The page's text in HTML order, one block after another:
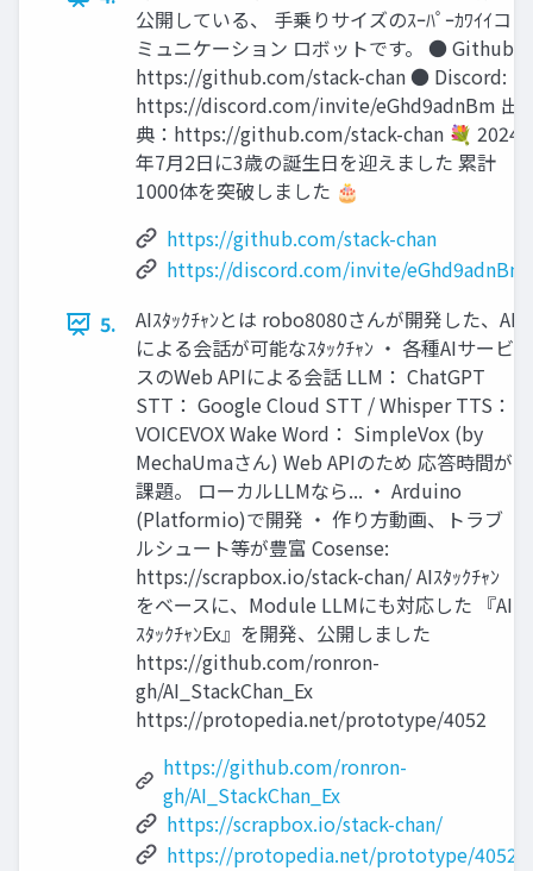
公開している、 手乗りサイズのｽｰﾊﾟｰｶﾜｲｲコ
ミュニケーション ロボットです。 ● Github:
https://github.com/stack-chan ● Discord:
https://discord.com/invite/eGhd9adnBm 出
典：https://github.com/stack-chan 💐 2024
年7月2日に3歳の誕生日を迎えました 累計
1000体を突破しました 🎂
https://github.com/stack-chan
https://discord.com/invite/eGhd9adnBm
5.
AIｽﾀｯｸﾁｬﾝとは robo8080さんが開発した、AI
による会話が可能なｽﾀｯｸﾁｬﾝ ・ 各種AIサービ
スのWeb APIによる会話 LLM： ChatGPT
STT： Google Cloud STT / Whisper TTS：
VOICEVOX Wake Word： SimpleVox (by
MechaUmaさん) Web APIのため 応答時間が
課題。 ローカルLLMなら... ・ Arduino
(Platformio)で開発 ・ 作り方動画、トラブ
ルシュート等が豊富 Cosense:
https://scrapbox.io/stack-chan/ AIｽﾀｯｸﾁｬﾝ
をベースに、Module LLMにも対応した 『AI
ｽﾀｯｸﾁｬﾝEx』を開発、公開しました
https://github.com/ronron-
gh/AI_StackChan_Ex
https://protopedia.net/prototype/4052
https://github.com/ronron-
gh/AI_StackChan_Ex
https://scrapbox.io/stack-chan/
https://protopedia.net/prototype/4052